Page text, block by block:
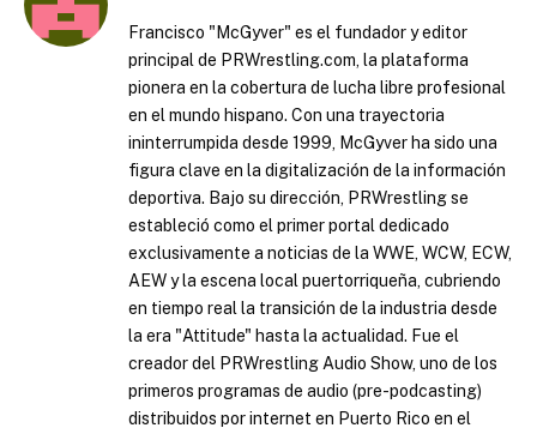
Francisco "McGyver" es el fundador y editor
principal de PRWrestling.com, la plataforma
pionera en la cobertura de lucha libre profesional
en el mundo hispano. Con una trayectoria
ininterrumpida desde 1999, McGyver ha sido una
figura clave en la digitalización de la información
deportiva. Bajo su dirección, PRWrestling se
estableció como el primer portal dedicado
exclusivamente a noticias de la WWE, WCW, ECW,
AEW y la escena local puertorriqueña, cubriendo
en tiempo real la transición de la industria desde
la era "Attitude" hasta la actualidad. Fue el
creador del PRWrestling Audio Show, uno de los
primeros programas de audio (pre-podcasting)
distribuidos por internet en Puerto Rico en el